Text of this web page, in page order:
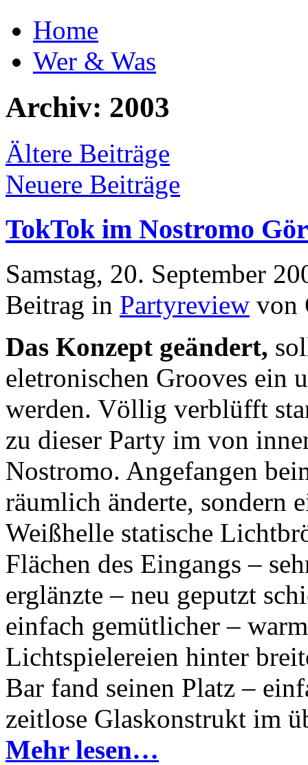
Home
Wer & Was
Archiv: 2003
Ältere Beiträge
Neuere Beiträge
TokTok im Nostromo
Samstag, 20. September
Beitrag in Partyreview von
Das Konzept geändert,
eletronischen Grooves ein
werden. Völlig verblüfft
zu dieser Party im von
Nostromo. Angefangen
räumlich änderte, sondern
Weißhelle statische
Flächen des Eingangs –
erglänzte – neu geputzt
einfach gemütlicher –
Lichtspielereien hinter
Bar fand seinen Platz –
zeitlose Glaskonstrukt im
Mehr lesen…